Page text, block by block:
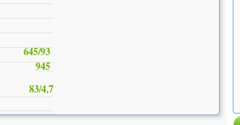
645/93
945
83/4,7